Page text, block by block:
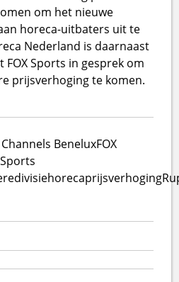
om het nieuwe
horeca-uitbaters uit te
Nederland is daarnaast
Sports in gesprek om
prijsverhoging te komen.
BeneluxFOX
horecaprijsverhoging